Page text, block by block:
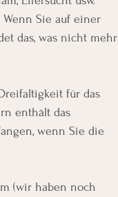
Sie auf einer
das, was nicht mehr
für das
enthält das
wenn Sie die
(wir haben noch